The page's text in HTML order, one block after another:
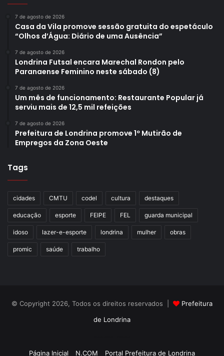
7 de agosto de 2026
Casa da Vila promove sessão gratuita do espetáculo
“Olhos d’Água: Diário de uma Ausência”
7 de agosto de 2026
Londrina Futsal encara Marechal Rondon pelo
Paranaense Feminino neste sábado (8)
7 de agosto de 2026
Um mês de funcionamento: Restaurante Popular já
serviu mais de 12,5 mil refeições
7 de agosto de 2026
Prefeitura de Londrina promove 1º Mutirão de
Empregos da Zona Oeste
Tags
cidades CMTU codel cultura destaques
educação esporte FEIPE FEL guarda municipal
idoso lazer-e-esporte londrina mulher obras
promic saúde trabalho
© Copyright 2026, Todos os direitos reservados |
Prefeitura
de Londrina
Página Inicial N.COM Portal Prefeitura de Londrina